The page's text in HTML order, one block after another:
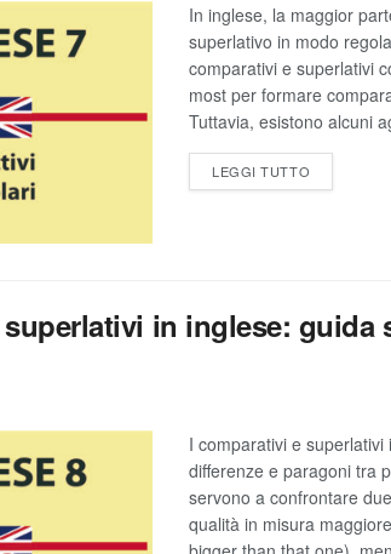
In inglese, la maggior
superlativo in modo
comparativi e superlativi
most per formare
Tuttavia, esistono alcuni
LEGGI TUTTO
in inglese: guida
I comparativi e
differenze e paragoni tra
servono a confrontare
qualità in misura